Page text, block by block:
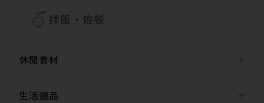
拌飯・佐餐
休閒食材
生活選品